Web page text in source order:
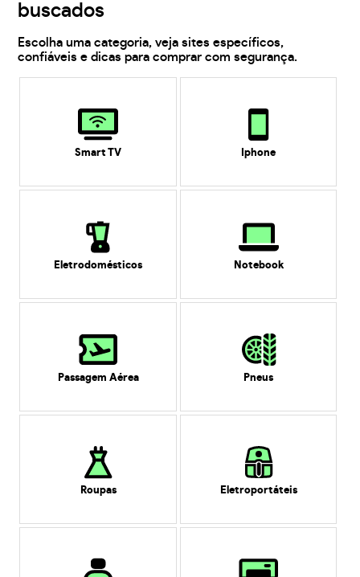
buscados
Escolha uma categoria, veja sites específicos,
confiáveis e dicas para comprar com segurança.
Smart TV Iphone
Eletrodomésticos Notebook
Passagem Aérea Pneus
Roupas Eletroportáteis